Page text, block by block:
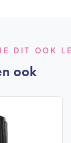
DIT OOK
ook